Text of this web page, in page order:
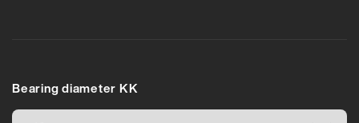
Bearing diameter KK